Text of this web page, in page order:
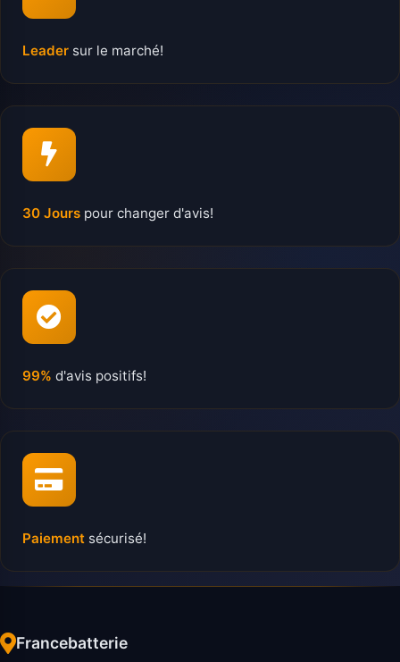
Leader sur le marché!
30 Jours pour changer d'avis!
99% d'avis positifs!
Paiement sécurisé!
Francebatterie